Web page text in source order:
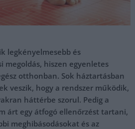
legkényelmesebb és
megoldás, hiszen egyenletes
otthonban. Sok háztartásban
veszik, hogy a rendszer működik,
háttérbe szorul. Pedig a
árt egy átfogó ellenőrzést tartani,
meghibásodásokat és az